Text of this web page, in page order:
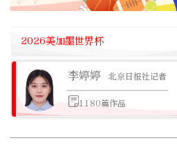
2026美加墨世界杯
李婷婷 北京日报社记者
1180篇作品